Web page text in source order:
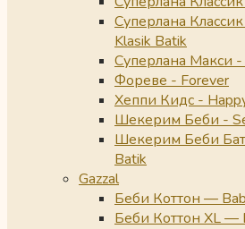
Суперлана
Klasik Batik
Суперлана Макси -
Фореве - Forever
Хеппи Кидс -
Шекерим Беби -
Шекерим Беби
Batik
Gazzal
Беби Коттон —
Беби Коттон XL —